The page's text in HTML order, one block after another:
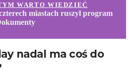
WARTO WIEDZIEĆ
miastach ruszył program
nadal ma coś do